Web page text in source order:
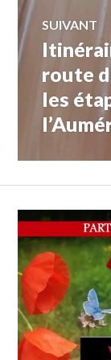
FAME
WINE-
TOURISM-
FAME.COM.
SUIVANT
Article
route
les